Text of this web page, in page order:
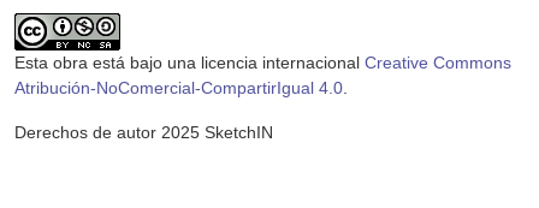
Esta obra está bajo una licencia internacional Creative Commons
Atribución-NoComercial-CompartirIgual 4.0.
Derechos de autor 2025 SketchIN